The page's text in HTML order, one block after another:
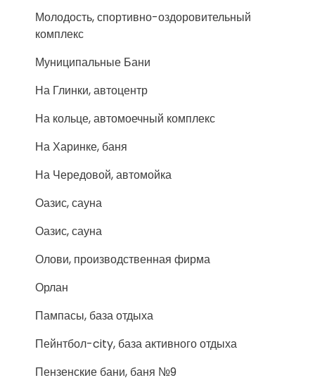
Молодость, спортивно-оздоровительный
комплекс
Муниципальные Бани
На Глинки, автоцентр
На кольце, автомоечный комплекс
На Харинке, баня
На Чередовой, автомойка
Оазис, сауна
Оазис, сауна
Олови, производственная фирма
Орлан
Пампасы, база отдыха
Пейнтбол-city, база активного отдыха
Пензенские бани, баня №9